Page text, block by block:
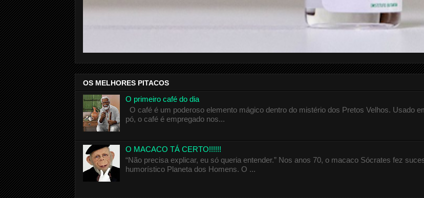
OS MELHORES PITACOS
O primeiro café do dia
O café é um poderoso elemento mágico dentro do mistério dos Pretos Velhos. Usado
pó, o café é empregado nos...
O MACACO TÁ CERTO!!!!!!
“Não precisa explicar, eu só queria entender.” Nos anos 70, o macaco Sócrates fez
humorístico Planeta dos Homens. O ...